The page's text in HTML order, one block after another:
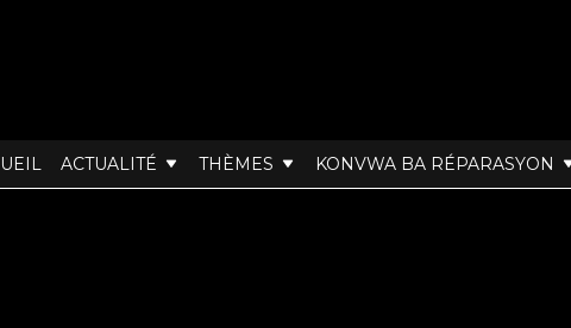
ACTUALITÉ THÈMES KONVWA BA RÉPARASYON